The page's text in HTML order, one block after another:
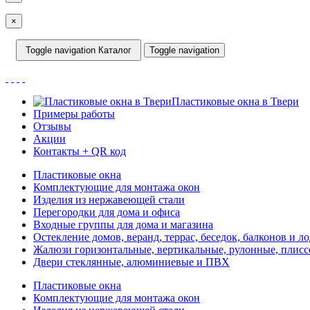
×
Toggle navigation Каталог Toggle navigation
Пластиковые окна в Твери
Примеры работы
Отзывы
Акции
Контакты + QR код
Пластиковые окна
Комплектующие для монтажа окон
Изделия из нержавеющей стали
Перегородки для дома и офиса
Входные группы для дома и магазина
Остекление домов, веранд, террас, беседок, балконов и
Жалюзи горизонтальные, вертикальные, рулонные,
Двери стеклянные, алюминиевые и ПВХ
Пластиковые окна
Комплектующие для монтажа окон